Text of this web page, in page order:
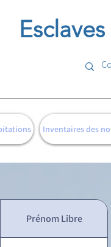
Inventaires des
Prénom Libre